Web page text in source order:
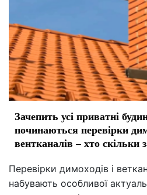
Зачепить усі приватні
починаються перевірки
вентканалів – хто скільки
Перевірки димоходів і
набувають особливої